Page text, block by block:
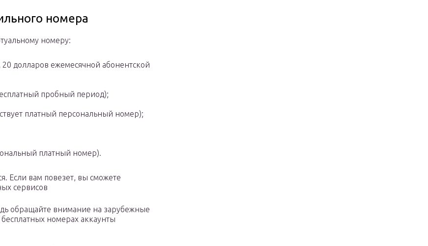
номера
номеру:
долларов ежемесячной абонентской
пробный период);
платный персональный номер);
платный номер).
Если вам повезет, вы сможете
сервисов
обращайте внимание на зарубежные
номерах аккаунты